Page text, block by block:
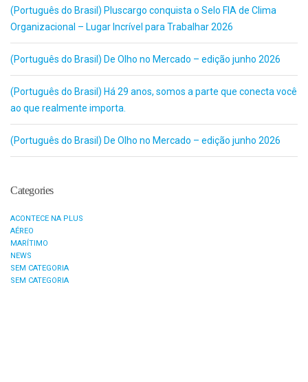
(Português do Brasil) Pluscargo conquista o Selo FIA de Clima
Organizacional – Lugar Incrível para Trabalhar 2026
(Português do Brasil) De Olho no Mercado – edição junho 2026
(Português do Brasil) Há 29 anos, somos a parte que conecta você
ao que realmente importa.
(Português do Brasil) De Olho no Mercado – edição junho 2026
Categories
ACONTECE NA PLUS
AÉREO
MARÍTIMO
NEWS
SEM CATEGORIA
SEM CATEGORIA